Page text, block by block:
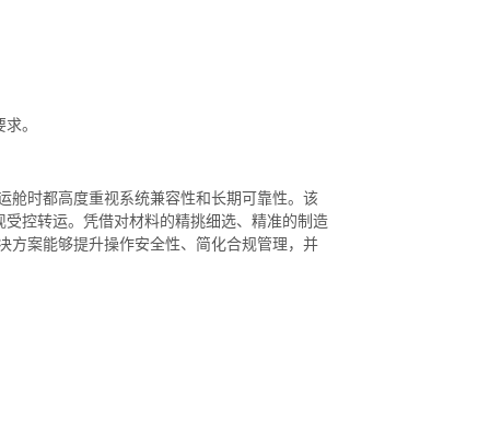
。
时都高度重视系统兼容性和长期可靠性。该
控转运。凭借对材料的精挑细选、精准的制造
案能够提升操作安全性、简化合规管理，并